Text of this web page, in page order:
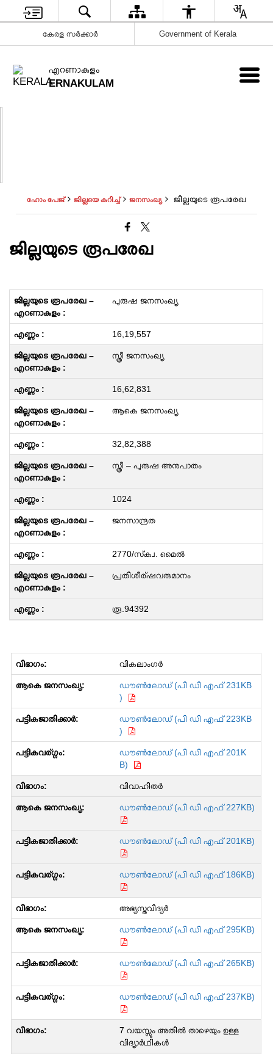
കേരള സർക്കാർ Government of Kerala
എറണാകുളം
ERNAKULAM
ഹോം പേജ് ജില്ലയെ കുറിച്ച് ജനസംഖ്യ ജില്ലയുടെ രൂപരേഖ
ജില്ലയുടെ രൂപരേഖ
പുരുഷ ജനസംഖ്യ
16,19,557
സ്ത്രീ ജനസംഖ്യ
16,62,831
ആകെ ജനസംഖ്യ
32,82,388
സ്ത്രീ – പുരുഷ അനുപാതം
1024
ജനസാന്ദ്രത
2770/സ്‌ക്വ. മൈൽ
പ്രതിശീര്ഷവരുമാനം
രൂ.94392
വികലാംഗർ
ഡൗൺലോഡ് (പി ഡി എഫ് 231KB
)
ഡൗൺലോഡ് (പി ഡി എഫ് 223KB
)
ഡൗൺലോഡ് (പി ഡി എഫ് 201K
B)
വിവാഹിതർ
ഡൗൺലോഡ് (പി ഡി എഫ് 227KB)
ഡൗൺലോഡ് (പി ഡി എഫ് 201KB)
ഡൗൺലോഡ് (പി ഡി എഫ് 186KB)
അഭ്യസ്തവിദ്യർ
ഡൗൺലോഡ് (പി ഡി എഫ് 295KB)
ഡൗൺലോഡ് (പി ഡി എഫ് 265KB)
ഡൗൺലോഡ് (പി ഡി എഫ് 237KB)
7 വയസ്സും അതിൽ താഴെയും ഉള്ള
വിദ്യാർഥികൾ